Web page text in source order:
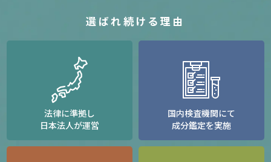
選ばれ続ける理由
法律に準拠し
日本法人が運営
国内検査機関にて
成分鑑定を実施